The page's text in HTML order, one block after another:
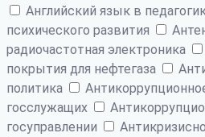
Английский язык в
психического развития
радиочастотная электроника
покрытия для нефтегаза
политика
госслужащих
госуправлении